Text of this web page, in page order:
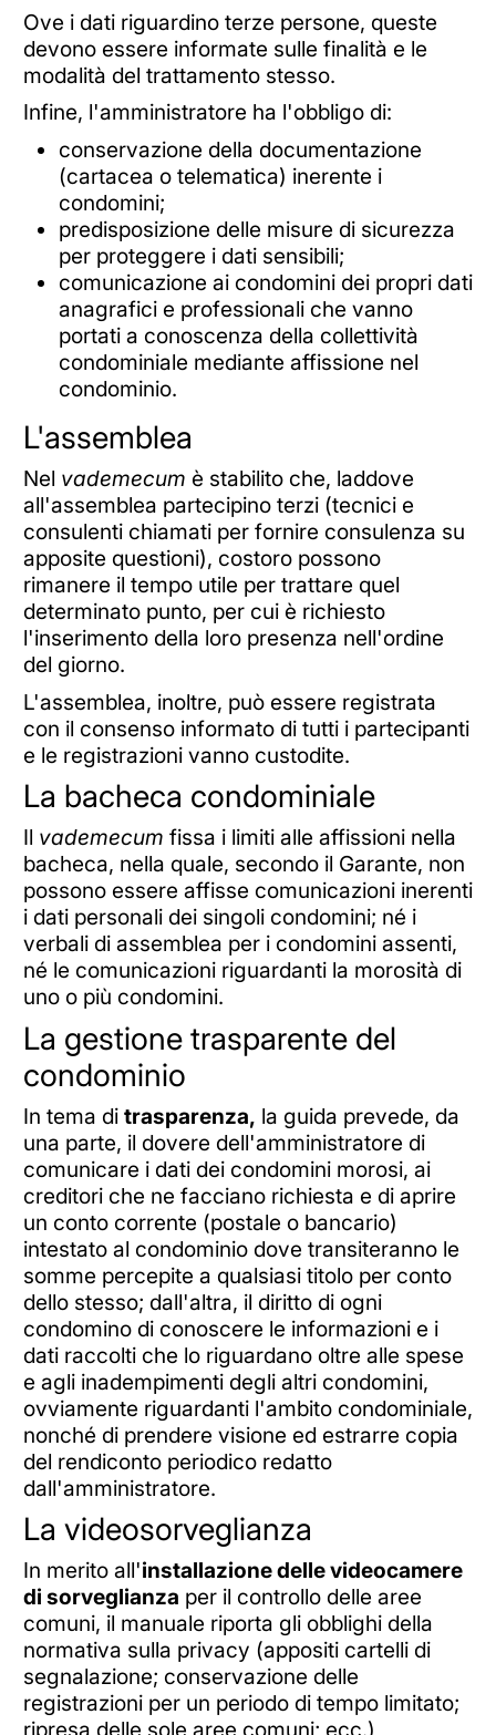
Ove i dati riguardino terze persone, queste
devono essere informate sulle finalità e le
modalità del trattamento stesso.
Infine, l'amministratore ha l'obbligo di:
conservazione della documentazione
(cartacea o telematica) inerente i
condomini;
predisposizione delle misure di sicurezza
per proteggere i dati sensibili;
comunicazione ai condomini dei propri dati
anagrafici e professionali che vanno
portati a conoscenza della collettività
condominiale mediante affissione nel
condominio.
L'assemblea
Nel vademecum è stabilito che, laddove
all'assemblea partecipino terzi (tecnici e
consulenti chiamati per fornire consulenza su
apposite questioni), costoro possono
rimanere il tempo utile per trattare quel
determinato punto, per cui è richiesto
l'inserimento della loro presenza nell'ordine
del giorno.
L'assemblea, inoltre, può essere registrata
con il consenso informato di tutti i partecipanti
e le registrazioni vanno custodite.
La bacheca condominiale
Il vademecum fissa i limiti alle affissioni nella
bacheca, nella quale, secondo il Garante, non
possono essere affisse comunicazioni inerenti
i dati personali dei singoli condomini; né i
verbali di assemblea per i condomini assenti,
né le comunicazioni riguardanti la morosità di
uno o più condomini.
La gestione trasparente del
condominio
In tema di trasparenza, la guida prevede, da
una parte, il dovere dell'amministratore di
comunicare i dati dei condomini morosi, ai
creditori che ne facciano richiesta e di aprire
un conto corrente (postale o bancario)
intestato al condominio dove transiteranno le
somme percepite a qualsiasi titolo per conto
dello stesso; dall'altra, il diritto di ogni
condomino di conoscere le informazioni e i
dati raccolti che lo riguardano oltre alle spese
e agli inadempimenti degli altri condomini,
ovviamente riguardanti l'ambito condominiale,
nonché di prendere visione ed estrarre copia
del rendiconto periodico redatto
dall'amministratore.
La videosorveglianza
In merito all'installazione delle videocamere
di sorveglianza per il controllo delle aree
comuni, il manuale riporta gli obblighi della
normativa sulla privacy (appositi cartelli di
segnalazione; conservazione delle
registrazioni per un periodo di tempo limitato;